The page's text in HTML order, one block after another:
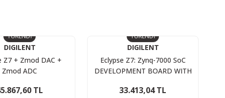
TÜKENDİ
DIGILENT
Z7 + Zmod DAC +
Zmod ADC
TL
TÜKENDİ
DIGILENT
Eclypse Z7: Zynq-7000 SoC
DEVELOPMENT BOARD WITH
EXPANSION
33.413,04 TL